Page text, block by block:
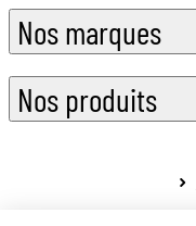
Nos marques
Nos produits